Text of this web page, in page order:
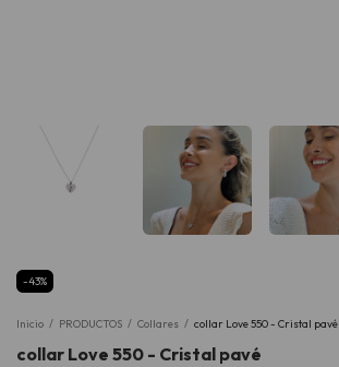
-43%
Inicio / PRODUCTOS / Collares / collar Love 550 - Cristal pavé
collar Love 550 - Cristal pavé